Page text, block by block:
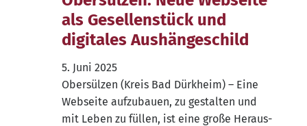
als Gesellenstück und
digitales Aushängeschild
5. Juni 2025
Ober­sül­zen (Kreis Bad Dürk­heim) – Eine
Web­sei­te auf­zu­bau­en, zu gestal­ten und
mit Leben zu fül­len, ist eine gro­ße Her­aus­